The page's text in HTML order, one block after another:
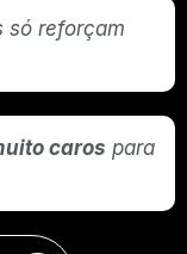
só reforçam
caros para